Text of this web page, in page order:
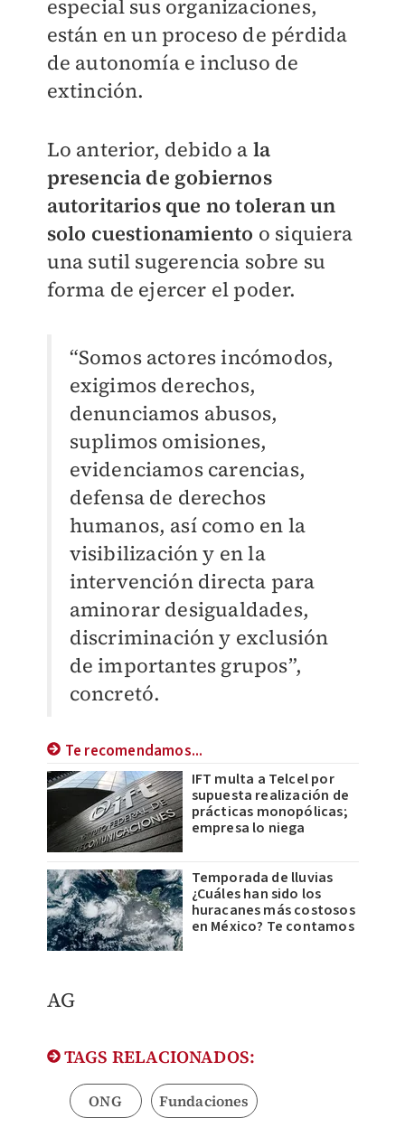
especial sus organizaciones,
están en un proceso de pérdida
de autonomía e incluso de
extinción.
Lo anterior, debido a la
presencia de gobiernos
autoritarios que no toleran un
solo cuestionamiento o siquiera
una sutil sugerencia sobre su
forma de ejercer el poder.
“Somos actores incómodos,
exigimos derechos,
denunciamos abusos,
suplimos omisiones,
evidenciamos carencias,
defensa de derechos
humanos, así como en la
visibilización y en la
intervención directa para
aminorar desigualdades,
discriminación y exclusión
de importantes grupos”,
concretó.
Te recomendamos...
IFT multa a Telcel por
supuesta realización de
prácticas monopólicas;
empresa lo niega
Temporada de lluvias
¿Cuáles han sido los
huracanes más costosos
en México? Te contamos
AG
TAGS RELACIONADOS:
ONG Fundaciones